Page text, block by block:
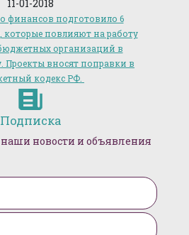
11-01-2018
финансов подготовило 6
которые повлияют на работу
организаций в
Проекты вносят поправки в
кодекс РФ.
Подписка
новости и объявления